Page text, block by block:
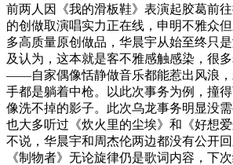
前两人因《我的滑板鞋》表演起胶葛前
的创做取演唱实力正在线，申明不雅众
多高质量原创做品，华晨宇从始至终只
及认为，这本就是客不雅感触感染，很
——自家偶像恬静做音乐都能惹出风浪，
手都是躺着中枪。以此次事务为例，撞
像洗不掉的影子。此次乌龙事务明显没
也大多听过《炊火里的尘埃》和《好想
不说，华晨宇和周杰伦两边都没有公开
《制物者》无论旋律仍是歌词内容，下